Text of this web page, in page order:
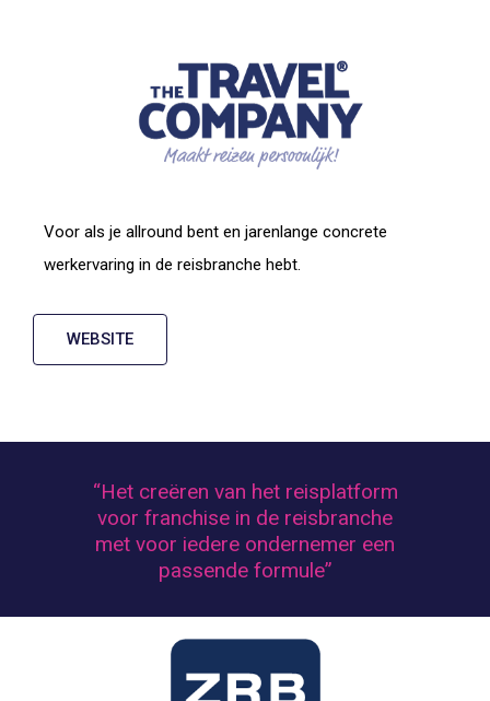
Voor als je allround bent en jarenlange concrete
werkervaring in de reisbranche hebt.
WEBSITE
“Het creëren van het reisplatform
voor franchise in de reisbranche
met voor iedere ondernemer een
passende formule”